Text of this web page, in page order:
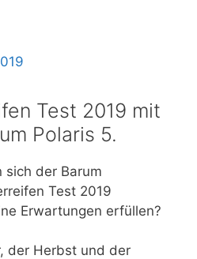
Test 2019 mit
Polaris 5.
sich der Barum
Test 2019
Erwartungen erfüllen?
der Herbst und der